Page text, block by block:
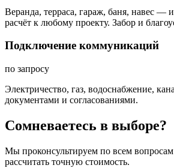
Веранда, терраса, гараж, баня, навес —
расчёт к любому проекту. Забор и
Подключение коммуникаций
по запросу
Электричество, газ, водоснабжение,
документами и согласованиями.
Сомневаетесь в выборе?
Мы проконсультируем по всем
рассчитать точную стоимость.